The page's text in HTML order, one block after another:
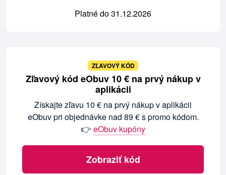
Platné do 31.12.2026
ZĽAVOVÝ KÓD
Zľavový kód eObuv 10 € na prvý nákup v
aplikácii
Získajte zľavu 10 € na prvý nákup v aplikácii
eObuv pri objednávke nad 89 € s promo kódom.
👉 eObuv kupóny
Zobraziť kód